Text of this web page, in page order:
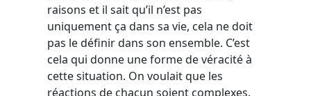
raisons et il sait qu’il n’est pas
uniquement ça dans sa vie, cela ne doit
pas le définir dans son ensemble. C’est
cela qui donne une forme de véracité à
cette situation. On voulait que les
réactions de chacun soient complexes.